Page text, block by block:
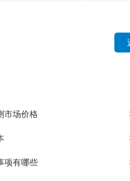
市场价格
项有哪些